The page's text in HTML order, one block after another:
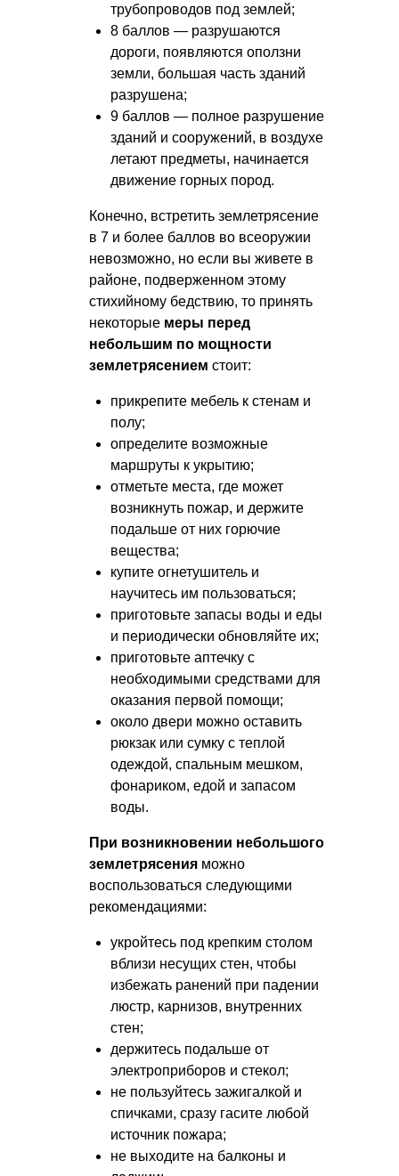
трубопроводов под землей;
8 баллов — разрушаются
дороги, появляются оползни
земли, большая часть зданий
разрушена;
9 баллов — полное разрушение
зданий и сооружений, в воздухе
летают предметы, начинается
движение горных пород.
Конечно, встретить землетрясение
в 7 и более баллов во всеоружии
невозможно, но если вы живете в
районе, подверженном этому
стихийному бедствию, то принять
некоторые меры перед
небольшим по мощности
землетрясением стоит:
прикрепите мебель к стенам и
полу;
определите возможные
маршруты к укрытию;
отметьте места, где может
возникнуть пожар, и держите
подальше от них горючие
вещества;
купите огнетушитель и
научитесь им пользоваться;
приготовьте запасы воды и еды
и периодически обновляйте их;
приготовьте аптечку с
необходимыми средствами для
оказания первой помощи;
около двери можно оставить
рюкзак или сумку с теплой
одеждой, спальным мешком,
фонариком, едой и запасом
воды.
При возникновении небольшого
землетрясения можно
воспользоваться следующими
рекомендациями:
укройтесь под крепким столом
вблизи несущих стен, чтобы
избежать ранений при падении
люстр, карнизов, внутренних
стен;
держитесь подальше от
электроприборов и стекол;
не пользуйтесь зажигалкой и
спичками, сразу гасите любой
источник пожара;
не выходите на балконы и